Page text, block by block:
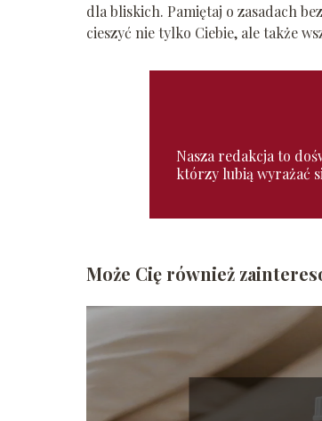
dla bliskich. Pamiętaj o zasadach
cieszyć nie tylko Ciebie, ale także
Nasza redakcja to
którzy lubią wyrażać
Może Cię również